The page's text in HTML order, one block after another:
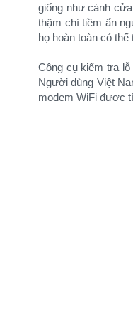
giống như cánh
thậm chí tiềm ẩn
họ hoàn toàn có
Công cụ kiểm tra
Người dùng Việt
modem WiFi được